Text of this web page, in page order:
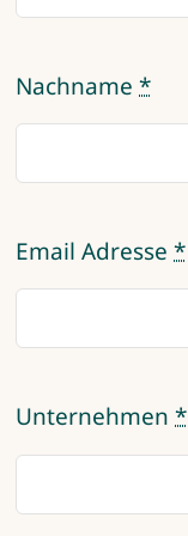
Nachname*
Email Adresse*
Unternehmen*